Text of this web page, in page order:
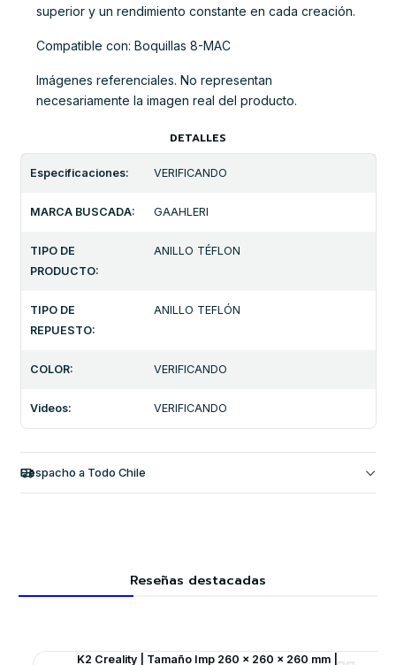
superior y un rendimiento constante en cada creación.
Compatible con: Boquillas 8-MAC
Imágenes referenciales. No representan
necesariamente la imagen real del producto.
DETALLES
Especificaciones: VERIFICANDO
MARCA BUSCADA: GAAHLERI
TIPO DE
PRODUCTO:
ANILLO TÉFLON
TIPO DE
REPUESTO:
ANILLO TEFLÓN
COLOR: VERIFICANDO
Videos: VERIFICANDO
Despacho a Todo Chile
Reseñas destacadas
K2 Creality | Tamaño Imp 260 x 260 x 260 mm |